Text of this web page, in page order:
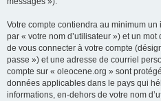
Votre compte contiendra au minimum
par « votre nom d’utilisateur ») et un
de vous connecter à votre compte
passe ») et une adresse de courriel
compte sur « oleocene.org » sont
données applicables dans le pays qui
informations, en-dehors de votre nom